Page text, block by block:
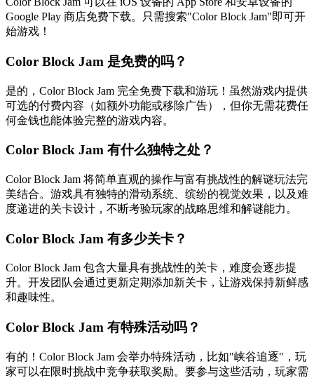
Google Play 商店免费下载。只需搜索"Color Block Jam"即可开
始游戏！
Color Block Jam 是免费的吗？
是的，Color Block Jam 完全免费下载和游玩！虽然游戏内提供
可选的付费内容（如额外功能或移除广告），但你无需花费任
何金钱也能体验完整的游戏内容。
Color Block Jam 有什么独特之处？
Color Block Jam 将简单直观的操作与富有挑战性的解谜玩法完
美结合。游戏具有独特的滑动系统、缤纷的视觉效果，以及难
度递进的关卡设计，不断考验玩家的战略思维和解谜能力。
Color Block Jam 有多少关卡？
Color Block Jam 包含大量具有挑战性的关卡，难度会逐步提
升。开发团队会通过更新定期添加新关卡，让游戏保持新鲜感
和趣味性。
Color Block Jam 有特殊活动吗？
有的！Color Block Jam 会举办特殊活动，比如"峡谷追逐"，玩
家可以在限时挑战中竞争获取奖励。要参与这些活动，玩家需